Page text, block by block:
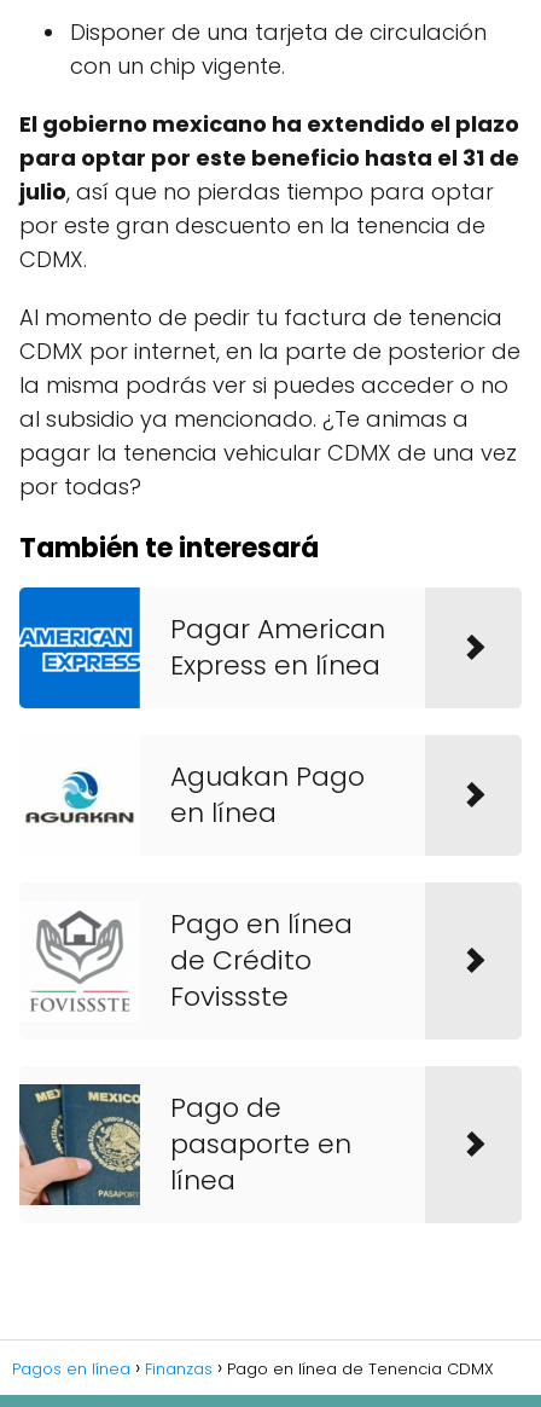
Disponer de una tarjeta de circulación
con un chip vigente.
El gobierno mexicano ha extendido el plazo
para optar por este beneficio hasta el 31 de
julio, así que no pierdas tiempo para optar
por este gran descuento en la tenencia de
CDMX.
Al momento de pedir tu factura de tenencia
CDMX por internet, en la parte de posterior de
la misma podrás ver si puedes acceder o no
al subsidio ya mencionado. ¿Te animas a
pagar la tenencia vehicular CDMX de una vez
por todas?
También te interesará
Pagar American
Express en línea
Aguakan Pago
en línea
Pago en línea
de Crédito
Fovissste
Pago de
pasaporte en
línea
Pagos en línea Finanzas Pago en línea de Tenencia CDMX